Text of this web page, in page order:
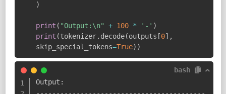
)
print ( "Output:\n" + 100 * '-' )
print (tokenizer. decode(outputs [0] ,
skip_special_tokens=True) )
bash
Output: